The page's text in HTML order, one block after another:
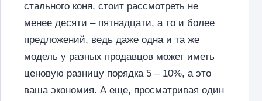
стального коня, стоит рассмотреть не
менее десяти – пятнадцати, а то и более
предложений, ведь даже одна и та же
модель у разных продавцов может иметь
ценовую разницу порядка 5 – 10%, а это
ваша экономия. А еще, просматривая один